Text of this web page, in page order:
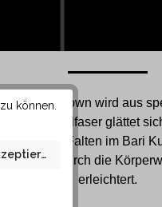
Button Down wird aus
Baumwollfaser glättet
kleine Falten im Bari
Tragen durch die
erleichtert.
können.